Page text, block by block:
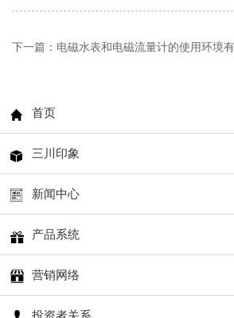
下一篇：电磁水表和电磁流量计的使用环境
首页
三川印象
新闻中心
产品系统
营销网络